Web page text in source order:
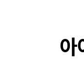
아